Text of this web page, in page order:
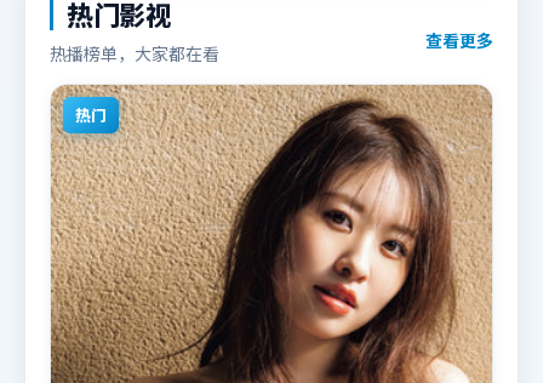
热门影视
热播榜单，大家都在看
查看更多
热门